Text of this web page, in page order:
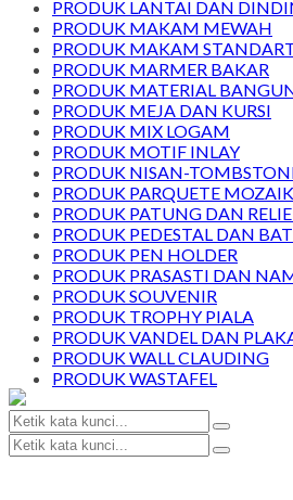
PRODUK LANTAI DAN
PRODUK MAKAM MEWAH
PRODUK MAKAM
PRODUK MARMER BAKAR
PRODUK MATERIAL
PRODUK MEJA DAN KURSI
PRODUK MIX LOGAM
PRODUK MOTIF INLAY
PRODUK NISAN-
PRODUK PARQUETE MOZAIK
PRODUK PATUNG DAN
PRODUK PEDESTAL DAN
PRODUK PEN HOLDER
PRODUK PRASASTI DAN
PRODUK SOUVENIR
PRODUK TROPHY PIALA
PRODUK VANDEL DAN
PRODUK WALL CLAUDING
PRODUK WASTAFEL